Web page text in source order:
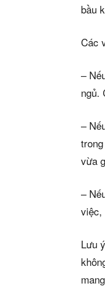
bầu
Các
–
ngủ.
–
vừa
–
việc,
Lưu